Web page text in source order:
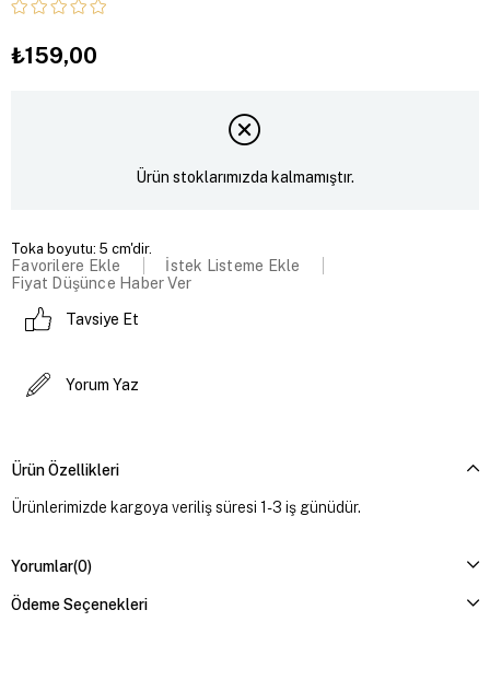
₺159,00
Ürün stoklarımızda kalmamıştır.
Toka boyutu: 5 cm'dir.
Favorilere Ekle
İstek Listeme Ekle
Fiyat Düşünce Haber Ver
Tavsiye Et
Yorum Yaz
Ürün Özellikleri
Ürünlerimizde kargoya veriliş süresi 1-3 iş günüdür.
Yorumlar(0)
Ödeme Seçenekleri